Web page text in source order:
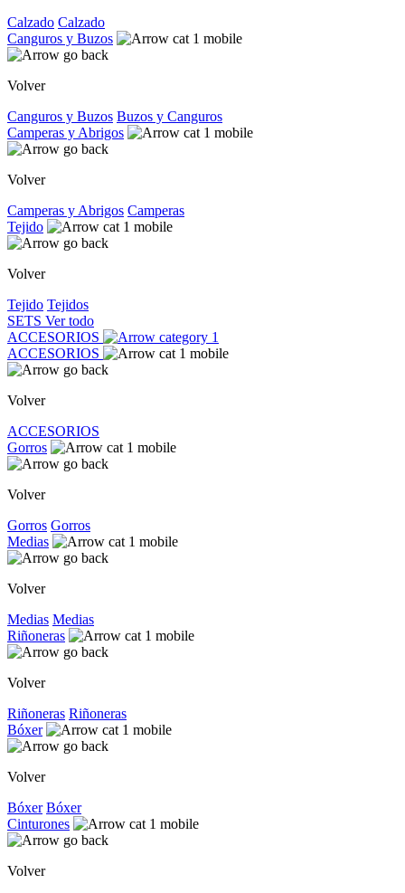
Calzado Calzado
Canguros y Buzos
Volver
Canguros y Buzos Buzos y Canguros
Camperas y Abrigos
Volver
Camperas y Abrigos Camperas
Tejido
Volver
Tejido Tejidos
SETS Ver todo
ACCESORIOS
ACCESORIOS
Volver
ACCESORIOS
Gorros
Volver
Gorros Gorros
Medias
Volver
Medias Medias
Riñoneras
Volver
Riñoneras Riñoneras
Bóxer
Volver
Bóxer Bóxer
Cinturones
Volver